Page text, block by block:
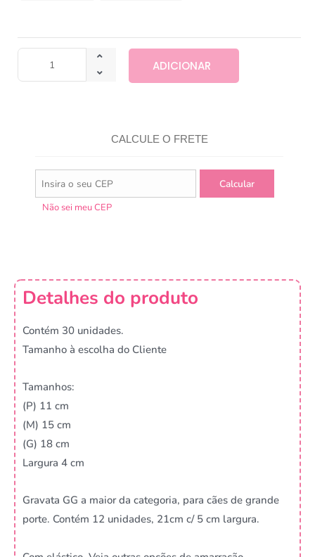
ADICIONAR
CALCULE O FRETE
Não sei meu CEP
Detalhes do produto
Contém 30 unidades.
Tamanho à escolha do Cliente
Tamanhos:
(P) 11 cm
(M) 15 cm
(G) 18 cm
Largura 4 cm
Gravata GG a maior da categoria, para cães de grande
porte. Contém 12 unidades, 21cm c/ 5 cm largura.